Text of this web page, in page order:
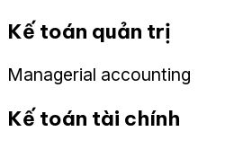
Kế toán quản trị
Managerial accounting
Kế toán tài chính